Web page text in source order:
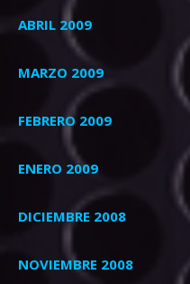
ABRIL 2009
MARZO 2009
FEBRERO 2009
ENERO 2009
DICIEMBRE 2008
NOVIEMBRE 2008